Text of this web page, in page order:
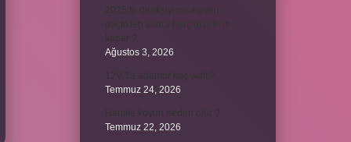
Ağustos 3, 2026
Temmuz 24, 2026
Temmuz 22, 2026